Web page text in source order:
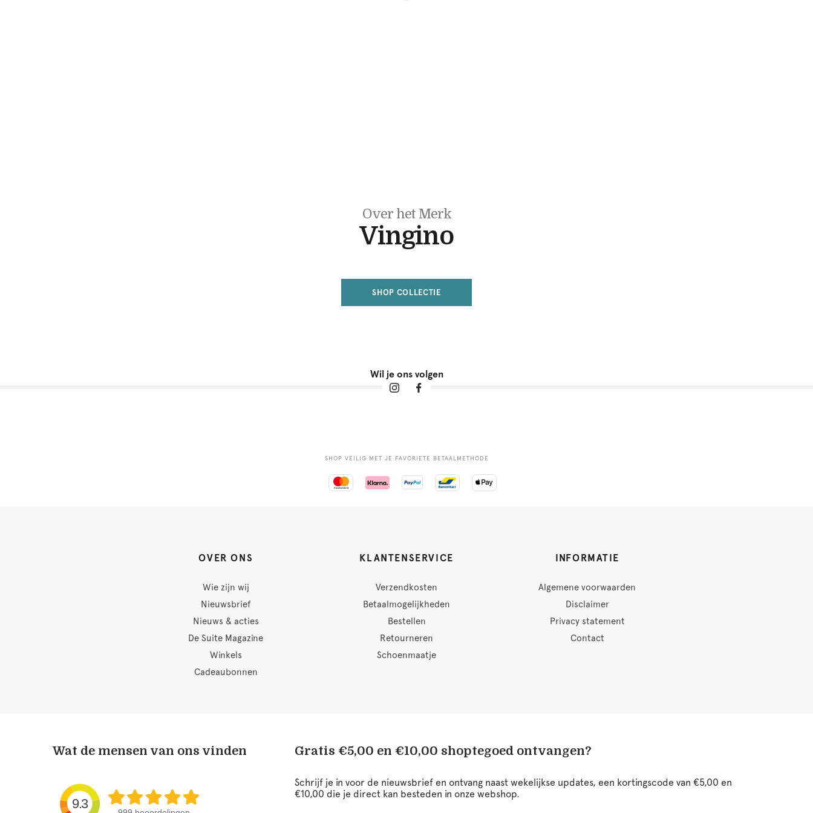
Over het Merk
Vingino
SHOP COLLECTIE
Wil je ons volgen
SHOP VEILIG MET JE FAVORIETE BETAALMETHODE
OVER ONS
Wie zijn wij
Nieuwsbrief
Nieuws & acties
De Suite Magazine
Winkels
Cadeaubonnen
KLANTENSERVICE
Verzendkosten
Betaalmogelijkheden
Bestellen
Retourneren
Schoenmaatje
INFORMATIE
Algemene voorwaarden
Disclaimer
Privacy statement
Contact
Wat de mensen van ons vinden
9.3
Gratis €5,00 en €10,00 shoptegoed ontvangen?
Schrijf je in voor de nieuwsbrief en ontvang naast wekelijkse updates, een kortingscode van €5,00 en
€10,00 die je direct kan besteden in onze webshop.